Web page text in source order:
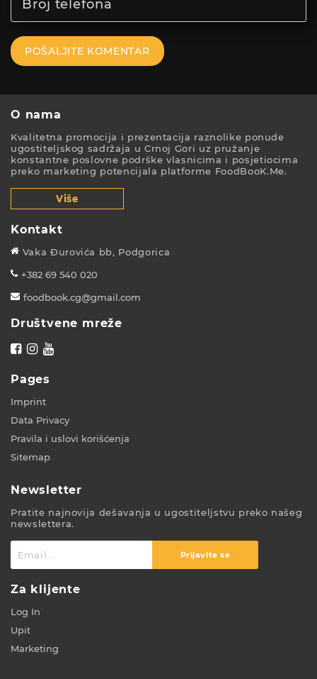
POŠALJITE KOMENTAR
O nama
Kvalitetna promocija i prezentacija raznolike ponude
ugostiteljskog sadržaja u Crnoj Gori uz pružanje
konstantne poslovne podrške vlasnicima i posjetiocima
preko marketing potencijala platforme FoodBooK.Me.
Više
Kontakt
Vaka Đurovića bb, Podgorica
+382 69 540 020
foodbook.cg@gmail.com
Društvene mreže
Pages
Imprint
Data Privacy
Pravila i uslovi korišćenja
Sitemap
Newsletter
Pratite najnovija dešavanja u ugostiteljstvu preko našeg
newslettera.
Prijavite se
Za klijente
Log In
Upit
Marketing